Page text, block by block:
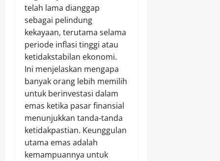
telah lama dianggap
sebagai pelindung
kekayaan, terutama selama
periode inflasi tinggi atau
ketidakstabilan ekonomi.
Ini menjelaskan mengapa
banyak orang lebih memilih
untuk berinvestasi dalam
emas ketika pasar finansial
menunjukkan tanda-tanda
ketidakpastian. Keunggulan
utama emas adalah
kemampuannya untuk